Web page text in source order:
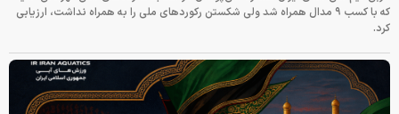
که با کسب ۹ مدال همراه شد ولی شکستن رکوردهای ملی را به همراه نداشت، ارزیابی
کرد.